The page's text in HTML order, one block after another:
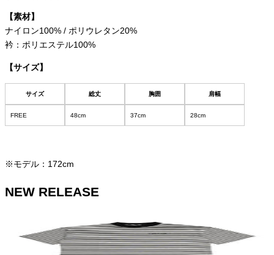
【素材】
ナイロン100% / ポリウレタン20%
衿：ポリエステル100%
【サイズ】
サイズ 総丈 胸囲 肩幅
FREE 48cm 37cm 28cm
※モデル：172cm
NEW RELEASE